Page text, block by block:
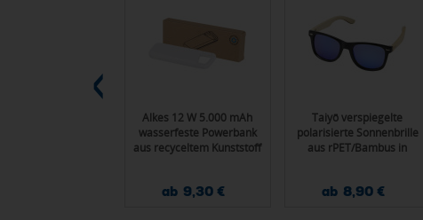
Alkes 12 W 5.000 mAh
wasserfeste Powerbank
aus recyceltem Kunststoff
ab 9,30 €
Taiyō verspiegelte
polarisierte Sonnenbrille
aus rPET/Bambus in
ab 8,90 €